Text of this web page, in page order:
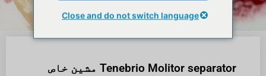
Tenebrio Molitor separator مشین خاص
Close and do not switch language